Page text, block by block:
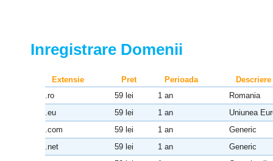
Inregistrare Domenii
Extensie Pret Perioada
Descriere
.ro
59 lei 1 an
Romania
.eu
59 lei 1 an
Uniunea
.com
59 lei 1 an
Generic
.net
59 lei 1 an
Generic